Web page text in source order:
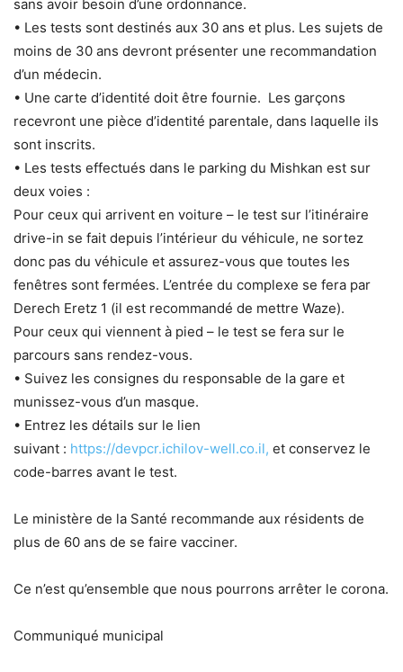
sans avoir besoin d’une ordonnance.
• Les tests sont destinés aux 30 ans et plus. Les sujets de
moins de 30 ans devront présenter une recommandation
d’un médecin.
• Une carte d’identité doit être fournie. Les garçons
recevront une pièce d’identité parentale, dans laquelle ils
sont inscrits.
• Les tests effectués dans le parking du Mishkan est sur
deux voies :
Pour ceux qui arrivent en voiture – le test sur l’itinéraire
drive-in se fait depuis l’intérieur du véhicule, ne sortez
donc pas du véhicule et assurez-vous que toutes les
fenêtres sont fermées. L’entrée du complexe se fera par
Derech Eretz 1 (il est recommandé de mettre Waze).
Pour ceux qui viennent à pied – le test se fera sur le
parcours sans rendez-vous.
• Suivez les consignes du responsable de la gare et
munissez-vous d’un masque.
• Entrez les détails sur le lien
suivant : https://devpcr.ichilov-well.co.il, et conservez le
code-barres avant le test.
Le ministère de la Santé recommande aux résidents de
plus de 60 ans de se faire vacciner.
Ce n’est qu’ensemble que nous pourrons arrêter le corona.
Communiqué municipal